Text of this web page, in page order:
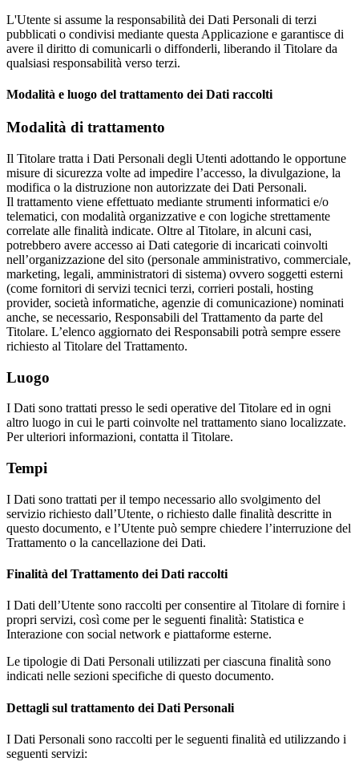
L'Utente si assume la responsabilità dei Dati Personali di terzi
pubblicati o condivisi mediante questa Applicazione e garantisce di
avere il diritto di comunicarli o diffonderli, liberando il Titolare da
qualsiasi responsabilità verso terzi.
Modalità e luogo del trattamento dei Dati raccolti
Modalità di trattamento
Il Titolare tratta i Dati Personali degli Utenti adottando le opportune
misure di sicurezza volte ad impedire l’accesso, la divulgazione, la
modifica o la distruzione non autorizzate dei Dati Personali.
Il trattamento viene effettuato mediante strumenti informatici e/o
telematici, con modalità organizzative e con logiche strettamente
correlate alle finalità indicate. Oltre al Titolare, in alcuni casi,
potrebbero avere accesso ai Dati categorie di incaricati coinvolti
nell’organizzazione del sito (personale amministrativo, commerciale,
marketing, legali, amministratori di sistema) ovvero soggetti esterni
(come fornitori di servizi tecnici terzi, corrieri postali, hosting
provider, società informatiche, agenzie di comunicazione) nominati
anche, se necessario, Responsabili del Trattamento da parte del
Titolare. L’elenco aggiornato dei Responsabili potrà sempre essere
richiesto al Titolare del Trattamento.
Luogo
I Dati sono trattati presso le sedi operative del Titolare ed in ogni
altro luogo in cui le parti coinvolte nel trattamento siano localizzate.
Per ulteriori informazioni, contatta il Titolare.
Tempi
I Dati sono trattati per il tempo necessario allo svolgimento del
servizio richiesto dall’Utente, o richiesto dalle finalità descritte in
questo documento, e l’Utente può sempre chiedere l’interruzione del
Trattamento o la cancellazione dei Dati.
Finalità del Trattamento dei Dati raccolti
I Dati dell’Utente sono raccolti per consentire al Titolare di fornire i
propri servizi, così come per le seguenti finalità: Statistica e
Interazione con social network e piattaforme esterne.
Le tipologie di Dati Personali utilizzati per ciascuna finalità sono
indicati nelle sezioni specifiche di questo documento.
Dettagli sul trattamento dei Dati Personali
I Dati Personali sono raccolti per le seguenti finalità ed utilizzando i
seguenti servizi: